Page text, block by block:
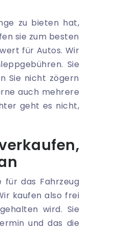
zu bieten hat,
sie zum besten
für Autos. Wir
Sie
Sie nicht zögern
auch mehrere
geht es nicht,
das Fahrzeug
kaufen also frei
wird. Sie
und das die